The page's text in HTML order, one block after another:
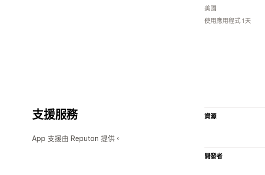
美國
使用應用程式 1天
支援服務
App 支援由 Reputon 提供。
資源
開發者